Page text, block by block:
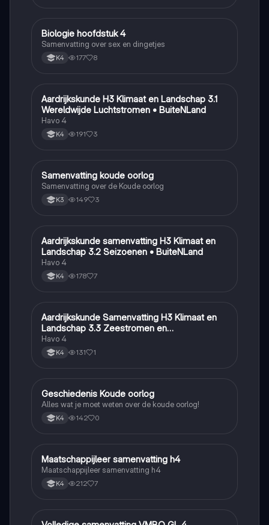
Biologie
Biologie hoofdstuk 4
Samenvatting over sex en dingetjes
K4 177 8
Aardrijkskunde
Aardrijkskunde H3 Klimaat en Landschap 3.1
Wereldwijde Luchtstromen • BuiteNLand
Havo 4
K4 191 3
Geschiedenis
Samenvatting koude oorlog
Samenvatting over de Koude oorlog
K3 149 3
Aardrijkskunde
Aardrijkskunde samenvatting H3 Klimaat en
Landschap 3.2 Seizoenen • BuiteNLand
Havo 4
K4 178 7
Aardrijkskunde
Aardrijkskunde Samenvatting H3 Klimaat en
Landschap 3.3 Zeestromen en
Klimaatgebieden • BuiteNLand
Havo 4
K4 131 1
Geschiedenis
Geschiedenis Koude oorlog
Alles wat je moet weten over de koude oorlog!
K4 142 0
Maatschappijleer
Maatschappijleer samenvatting h4
Maatschappijleer samenvatting h4
K4 212 7